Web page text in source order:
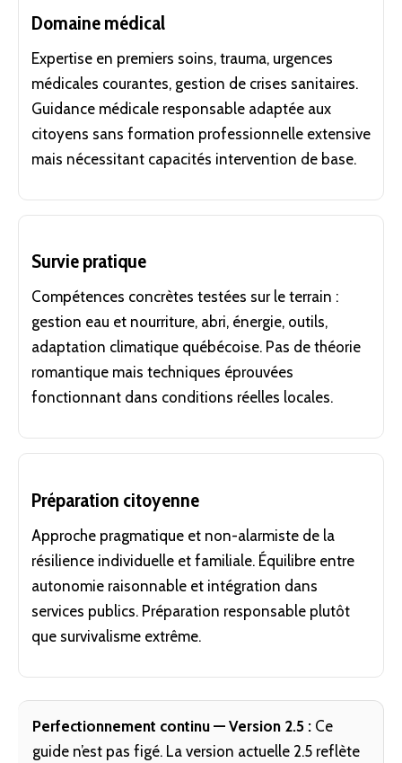
Domaine médical
Expertise en premiers soins, trauma, urgences
médicales courantes, gestion de crises sanitaires.
Guidance médicale responsable adaptée aux
citoyens sans formation professionnelle extensive
mais nécessitant capacités intervention de base.
Survie pratique
Compétences concrètes testées sur le terrain :
gestion eau et nourriture, abri, énergie, outils,
adaptation climatique québécoise. Pas de théorie
romantique mais techniques éprouvées
fonctionnant dans conditions réelles locales.
Préparation citoyenne
Approche pragmatique et non-alarmiste de la
résilience individuelle et familiale. Équilibre entre
autonomie raisonnable et intégration dans
services publics. Préparation responsable plutôt
que survivalisme extrême.
Perfectionnement continu — Version 2.5 : Ce
guide n’est pas figé. La version actuelle 2.5 reflète